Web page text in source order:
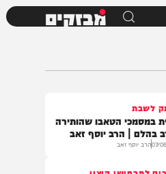
מבזקים
הטאבו שהותירה
| הרב יוסף זאב
הרב יוסף זאב